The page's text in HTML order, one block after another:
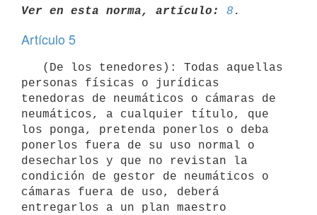
Ver en esta norma, artículo: 8
Artículo 5
personas físicas o jurídicas
tenedoras de neumáticos o cámaras de
neumáticos, a cualquier título, que
los ponga, pretenda ponerlos o deba
ponerlos fuera de su uso normal o
desecharlos y que no revistan la
condición de gestor de neumáticos o
cámaras fuera de uso, deberá
entregarlos a un plan maestro